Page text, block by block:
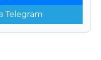
Telegram